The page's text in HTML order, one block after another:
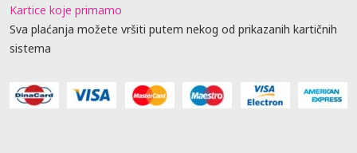
Kartice koje primamo
Sva plaćanja možete vršiti putem nekog od prikazanih kartičnih
sistema